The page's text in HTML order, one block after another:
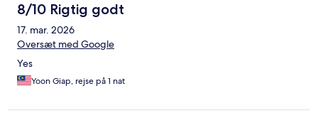
8/10 Rigtig godt
17. mar. 2026
Oversæt med Google
Yes
Yoon Giap, rejse på 1 nat